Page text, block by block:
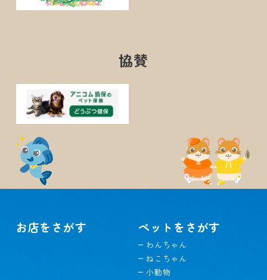
協賛
お店をさがす ペットをさがす
わんちゃん
ねこちゃん
小動物